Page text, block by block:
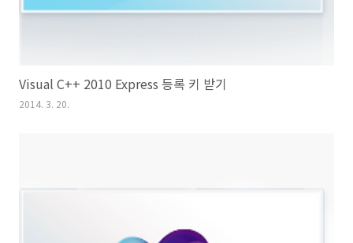
Visual C++ 2010 Express 등록 키 받기
2014. 3. 20.